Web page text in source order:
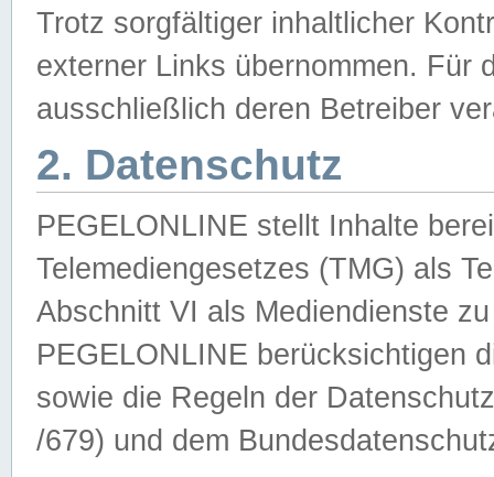
Trotz sorgfältiger inhaltlicher
externer Links übernommen. Für
ausschließlich deren Betreiber
2. Datenschutz
PEGELONLINE stellt Inhalte
Telemediengesetzes (TMG) als
Abschnitt VI als Mediendienste
PEGELONLINE berücksichtigen
sowie die Regeln der
/679) und dem